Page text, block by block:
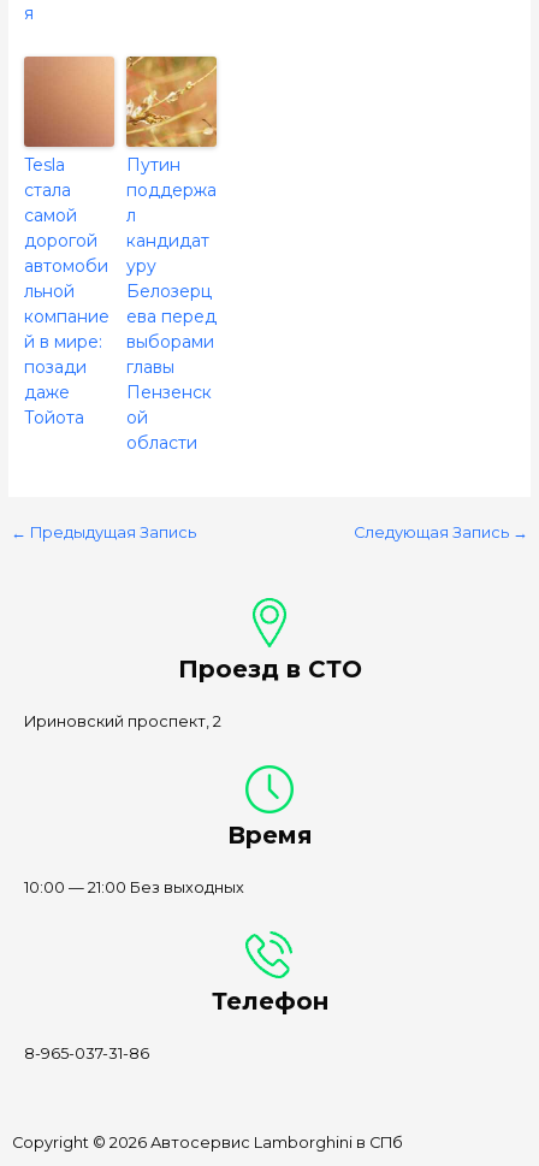
я
Tesla
стала
самой
дорогой
автомоби
льной
компание
й в мире:
позади
даже
Тойота
Путин
поддержа
л
кандидат
уру
Белозерц
ева перед
выборами
главы
Пензенск
ой
области
← Предыдущая Запись Следующая Запись →
Проезд в СТО
Ириновский проспект, 2
Время
10:00 — 21:00 Без выходных
Телефон
8-965-037-31-86
Copyright © 2026 Автосервис Lamborghini в СПб